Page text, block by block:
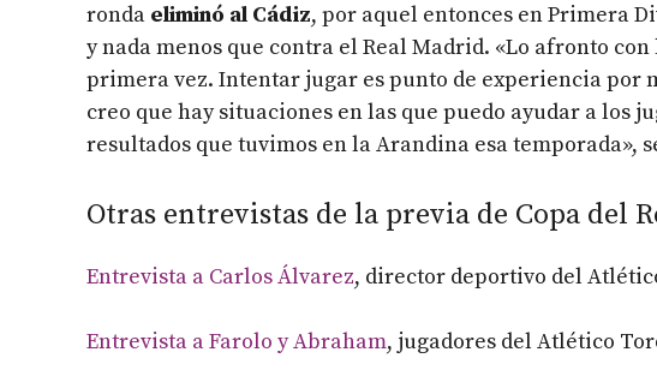
ronda eliminó al Cádiz, por aquel entonces en Primera
y nada menos que contra el Real Madrid. «Lo afronto
primera vez. Intentar jugar es punto de experiencia por
creo que hay situaciones en las que puedo ayudar a los
resultados que tuvimos en la Arandina esa temporada»,
Otras entrevistas de la previa de Copa del
Entrevista a Carlos Álvarez, director deportivo del
Entrevista a Farolo y Abraham, jugadores del Atlético